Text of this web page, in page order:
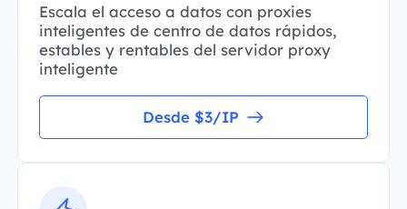
Escala el acceso a datos con proxies
inteligentes de centro de datos rápidos,
estables y rentables del servidor proxy
inteligente
Desde $3/IP